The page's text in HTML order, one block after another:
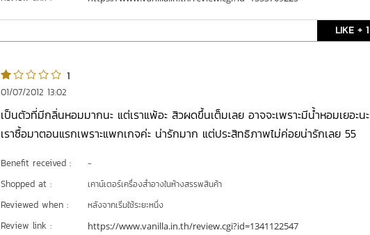
LIKE + 1
1
01/07/2012 13:02
เป็นตัวที่มีกลิ่นหอมมากนะ แต่เราแพ้อะ สิวผดขึ้นเต็มเลย อาจจะเพราะมีน้ำหอมเยอะนะ
เราซื้อมาตอนแรกเพราะแพกเกจค่ะ น่ารักมาก แต่ประสิทธิภาพไม่ค่อยน่ารักเลย 55
Benefit received : -
Shopped at : เคาน์เตอร์เครื่องสำอางในห้างสรรพสินค้า
Reviewed when : หลังจากเริ่มใช้ระยะหนึ่ง
Review link : https://www.vanilla.in.th/review.cgi?id=1341122547